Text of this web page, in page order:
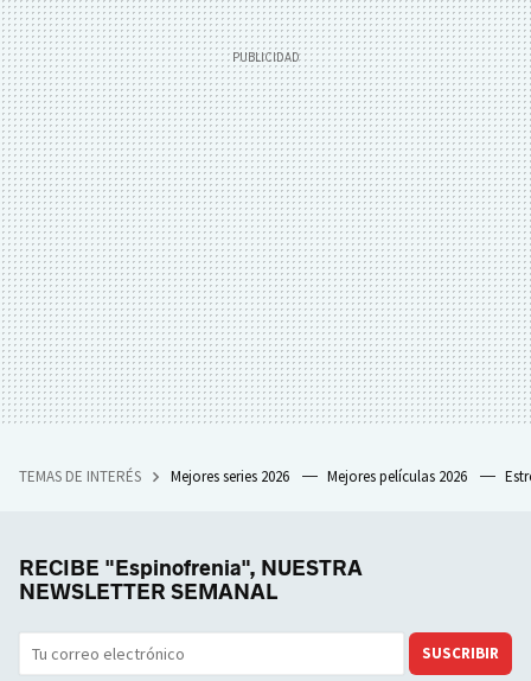
TEMAS DE INTERÉS Mejores series 2026 Mejores películas 2026
RECIBE "Espinofrenia", NUESTRA
NEWSLETTER SEMANAL
SUSCRIBIR